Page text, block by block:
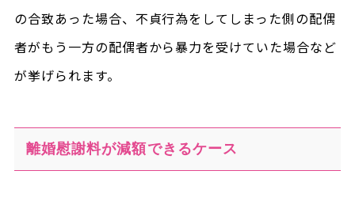
の合致あった場合、不貞行為をしてしまった側の配偶
者がもう一方の配偶者から暴力を受けていた場合など
が挙げられます。
離婚慰謝料が減額できるケース